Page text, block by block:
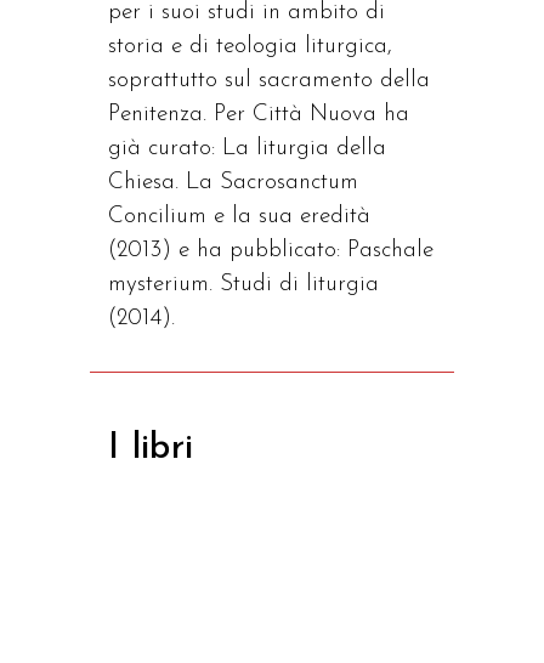
per i suoi studi in ambito di
storia e di teologia liturgica,
soprattutto sul sacramento della
Penitenza. Per Città Nuova ha
già curato: La liturgia della
Chiesa. La Sacrosanctum
Concilium e la sua eredità
(2013) e ha pubblicato: Paschale
mysterium. Studi di liturgia
(2014).
I libri